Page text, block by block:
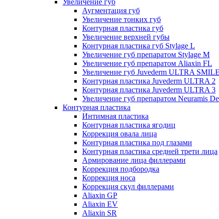
Увеличение губ
Аугментация губ
Увеличение тонких губ
Контурная пластика губ
Увеличение верхней губы
Контурная пластика губ Stylage L
Увеличение губ препаратом Stylage M
Увеличение губ препаратом Aliaxin FL
Увеличение губ Juvederm ULTRA
Контурная пластика Juvederm ULTRA 2
Контурная пластика Juvederm ULTRA 3
Увеличение губ препаратом Neuramis
Контурная пластика
Интимная пластика
Контурная пластика ягодиц
Коррекция овала лица
Контурная пластика под глазами
Контурная пластика средней трети лица
Армирование лица филлерами
Коррекция подбородка
Коррекция носа
Коррекция скул филлерами
Aliaxin GP
Aliaxin EV
Aliaxin SR